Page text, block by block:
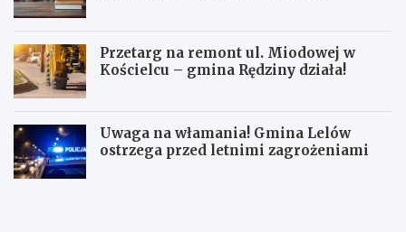
Przetarg na remont ul. Miodowej w
Kościelcu – gmina Rędziny działa!
Uwaga na włamania! Gmina Lelów
ostrzega przed letnimi zagrożeniami
C
M